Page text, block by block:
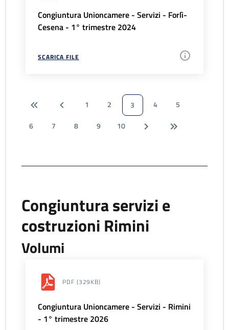
Congiuntura Unioncamere - Servizi - Forlì-
Cesena - 1° trimestre 2024
SCARICA FILE
1 2 3 4
5
6
7 8 9 10
Congiuntura servizi e
costruzioni Rimini
Volumi
PDF (329KB)
Congiuntura Unioncamere - Servizi - Rimini
- 1° trimestre 2026